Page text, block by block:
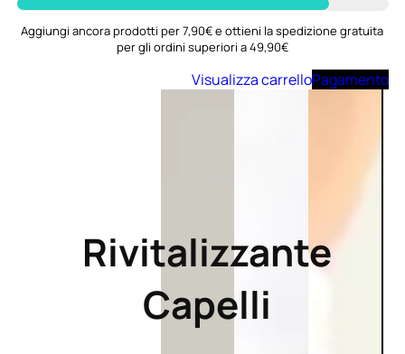
Aggiungi ancora prodotti per 7,90€ e ottieni la spedizione gratuita
per gli ordini superiori a 49,90€
Visualizza carrelloPagamento
Rivitalizzante
Capelli